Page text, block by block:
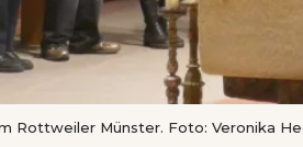
Rottweiler Münster. Foto: Veronika